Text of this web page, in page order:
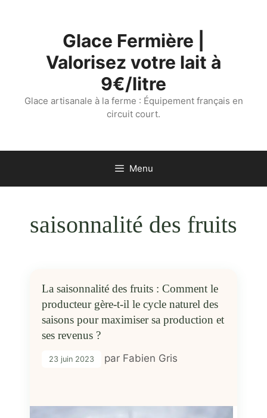
Glace Fermière |
Valorisez votre lait à
9€/litre
Glace artisanale à la ferme : Équipement français en
circuit court.
Menu
saisonnalité des fruits
La saisonnalité des fruits : Comment le
producteur gère-t-il le cycle naturel des
saisons pour maximiser sa production et
ses revenus ?
23 juin 2023 par Fabien Gris